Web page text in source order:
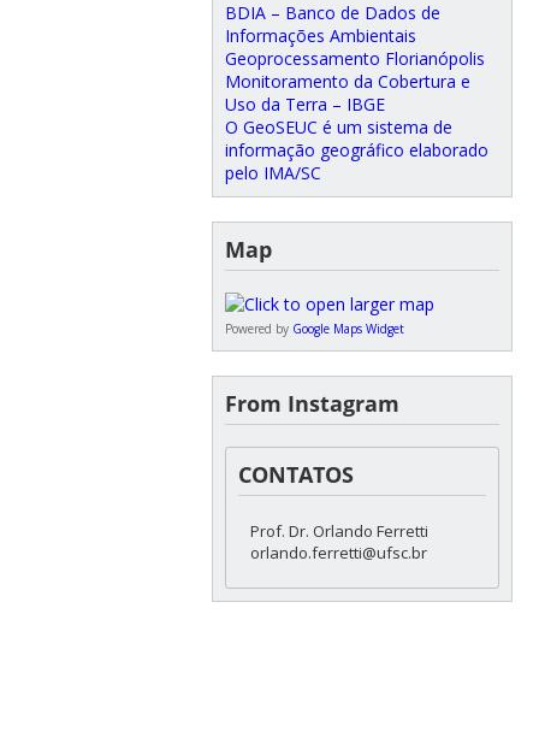
BDIA – Banco de Dados de
Informações Ambientais
Geoprocessamento Florianópolis
Monitoramento da Cobertura e
Uso da Terra – IBGE
O GeoSEUC é um sistema de
informação geográfico elaborado
pelo IMA/SC
Map
Powered by Google Maps Widget
From Instagram
CONTATOS
Prof. Dr. Orlando Ferretti
orlando.ferretti@ufsc.br